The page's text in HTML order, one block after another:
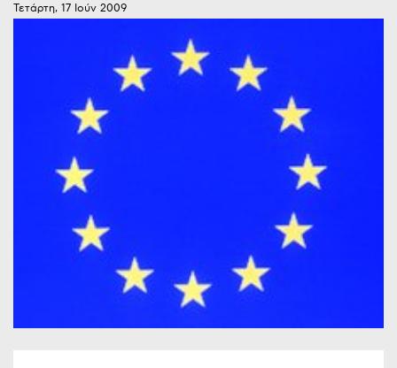
Τετάρτη, 17 Ιούν 2009